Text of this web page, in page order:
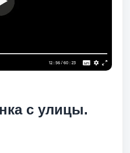
с улицы.